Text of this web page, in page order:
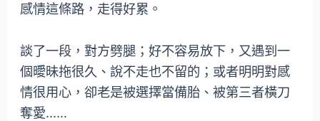
感情這條路，走得好累。
談了一段，對方劈腿；好不容易放下，又遇到一
個曖昧拖很久、說不走也不留的；或者明明對感
情很用心，卻老是被選擇當備胎、被第三者橫刀
奪愛……